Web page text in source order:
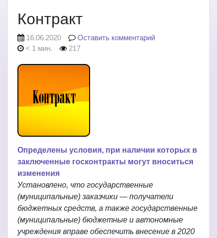
Контракт
16.06.2020
Оставить комментарий
< 1 мин.
217
Определены условия, при наличии которых в
заключенные госконтракты могут вноситься
изменения
Установлено, что государственные
(муниципальные) заказчики — получатели
бюджетных средств, а также государственные
(муниципальные) бюджетные и автономные
учреждения вправе обеспечить внесение в 2020